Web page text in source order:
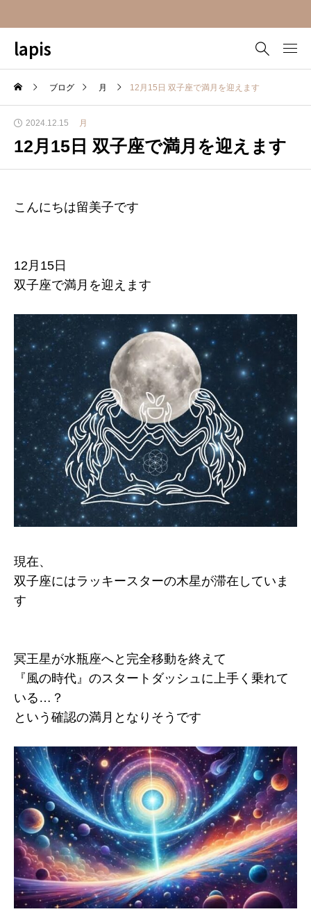
lapis
ブログ 月 12月15日 双子座で満月を迎えます
2024.12.15 月
12月15日 双子座で満月を迎えます
こんにちは留美子です
12月15日
双子座で満月を迎えます
現在、
双子座にはラッキースターの木星が滞在していま
す
冥王星が水瓶座へと完全移動を終えて
『風の時代』のスタートダッシュに上手く乗れて
いる…？
という確認の満月となりそうです